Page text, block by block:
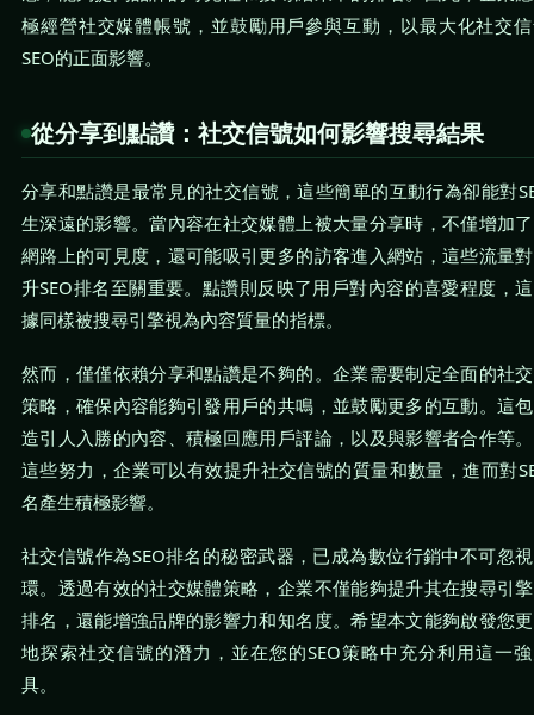
極經營社交媒體帳號，並鼓勵用戶參與互動，以最大化社交
SEO的正面影響。
從分享到點讚：社交信號如何影響搜尋結果
分享和點讚是最常見的社交信號，這些簡單的互動行為卻能對
生深遠的影響。當內容在社交媒體上被大量分享時，不僅增加
網路上的可見度，還可能吸引更多的訪客進入網站，這些流量
升SEO排名至關重要。點讚則反映了用戶對內容的喜愛程度，
據同樣被搜尋引擎視為內容質量的指標。
然而，僅僅依賴分享和點讚是不夠的。企業需要制定全面的社
策略，確保內容能夠引發用戶的共鳴，並鼓勵更多的互動。這
造引人入勝的內容、積極回應用戶評論，以及與影響者合作等
這些努力，企業可以有效提升社交信號的質量和數量，進而對
名產生積極影響。
社交信號作為SEO排名的秘密武器，已成為數位行銷中不可忽
環。透過有效的社交媒體策略，企業不僅能夠提升其在搜尋引
排名，還能增強品牌的影響力和知名度。希望本文能夠啟發您
地探索社交信號的潛力，並在您的SEO策略中充分利用這一
具。